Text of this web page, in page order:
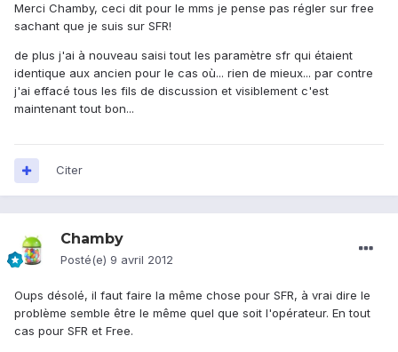
Merci Chamby, ceci dit pour le mms je pense pas régler sur free
sachant que je suis sur SFR!
de plus j'ai à nouveau saisi tout les paramètre sfr qui étaient
identique aux ancien pour le cas où... rien de mieux... par contre
j'ai effacé tous les fils de discussion et visiblement c'est
maintenant tout bon...
Citer
Chamby
Posté(e) 9 avril 2012
Oups désolé, il faut faire la même chose pour SFR, à vrai dire le
problème semble être le même quel que soit l'opérateur. En tout
cas pour SFR et Free.